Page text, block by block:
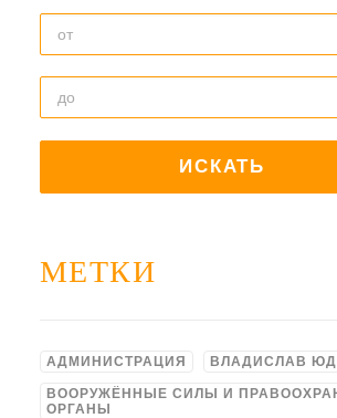
ЕПАРХИИ
МЕТКИ
АДМИНИСТРАЦИЯ ВЛАДИСЛАВ
ВООРУЖЁННЫЕ СИЛЫ И
ОРГАНЫ